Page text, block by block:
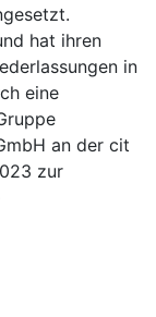
hat ihren
in
eine
an der cit
zur